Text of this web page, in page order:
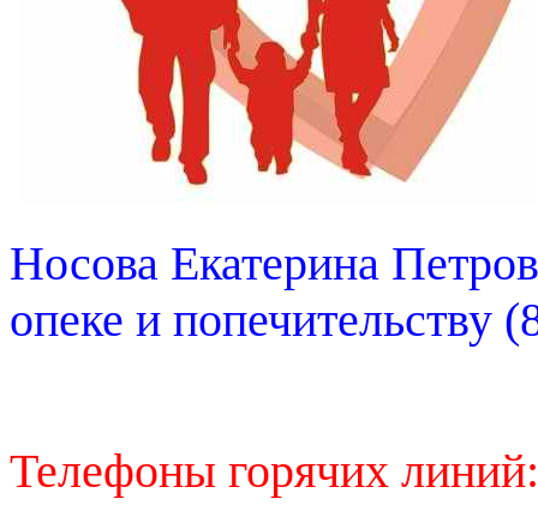
Носова Екатерина
опеке и попечительству
Телефоны горячих линий: